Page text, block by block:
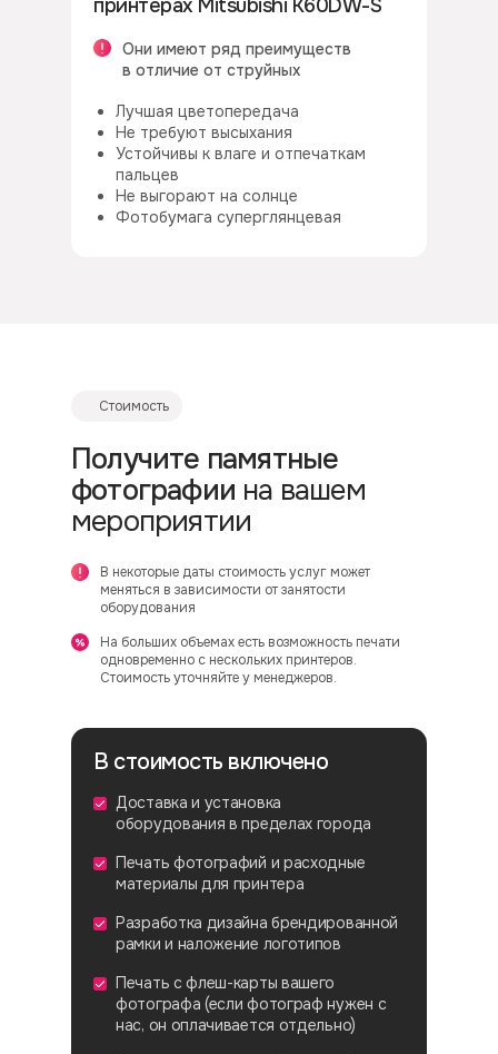
принтерах Mitsubishi K60DW-S
Они имеют ряд преимуществ
в отличие от струйных
Лучшая цветопередача
Не требуют высыхания
Устойчивы к влаге и отпечаткам
пальцев
Не выгорают на солнце
Фотобумага суперглянцевая
Получите памятные
фотографии на вашем
мероприятии
Стоимость
В некоторые даты стоимость услуг может
меняться в зависимости от занятости
оборудования
На больших объемах есть возможность печати
одновременно с нескольких принтеров.
Стоимость уточняйте у менеджеров.
В стоимость включено
Разработка дизайна брендированной
рамки и наложение логотипов
Печать фотографий и расходные
материалы для принтера
Доставка и установка
оборудования в пределах города
Печать с флеш-карты вашего
фотографа (если фотограф нужен с
нас, он оплачивается отдельно)